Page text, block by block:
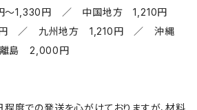
～1,330円 ／ 中国地方 1,210円
／ 九州地方 1,210円 ／ 沖縄
島 2,000円